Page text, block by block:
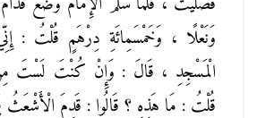
وَنَعْلًا ، وَخَمْسَمِائَةِ دِرْهَمٍ قُلْتُ :
الْمَسْجِدِ ، قَالَ : وَإِنْ كُنْتَ لَسْتَ
قُلْتُ : مَا هَذِهِ ؟ قَالُوا : قَدِمَ